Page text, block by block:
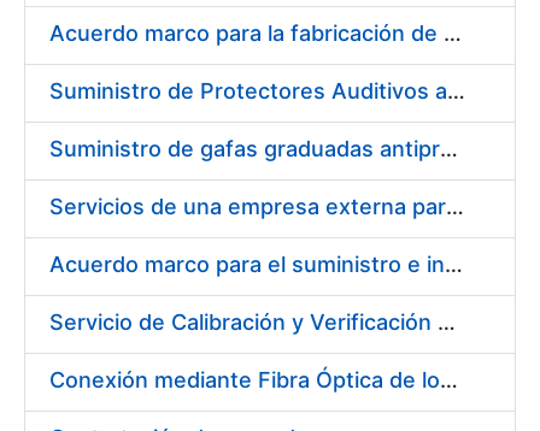
Acuerdo marco para la fabricación de piezas
Suministro de Protectores Auditivos a medida para las personas trabajadoras de los Centros de Trabajo de Madrid y Burgos
Suministro de gafas graduadas antiproyecciones para los trabajadores de la FNMT-RCM en los centros de trabajo de Madrid y Burgos
Servicios de una empresa externa para el asesoramiento y resolución de los recursos de alzada que se presentan relacionados con procesos de selección para la FNMT-RCM
Acuerdo marco para el suministro e instalación de persianas, estores y otros complementos
Servicio de Calibración y Verificación Externa de los Equipos de Medición del Servicio de Prevención de la FNMT-RCM
Conexión mediante Fibra Óptica de los Centros de Proceso de Datos (CPDs) de las sedes de la FNMT-RCM de Burgos y Madrid